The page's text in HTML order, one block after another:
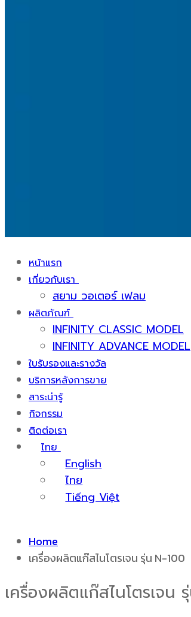
หน้าแรก
เกี่ยวกับเรา
สยาม วอเตอร์ เฟลม
ผลิตภัณฑ์
INFINITY CLASSIC MODEL
INFINITY ADVANCE MODEL
ใบรับรองและรางวัล
บริการหลังการขาย
สาระน่ารู้
กิจกรรม
ติดต่อเรา
ไทย
English
ไทย
Tiếng Việt
Home
เครื่องผลิตแก๊สไนโตรเจน รุ่น N-100
เครื่องผลิตแก๊สไนโตรเจน